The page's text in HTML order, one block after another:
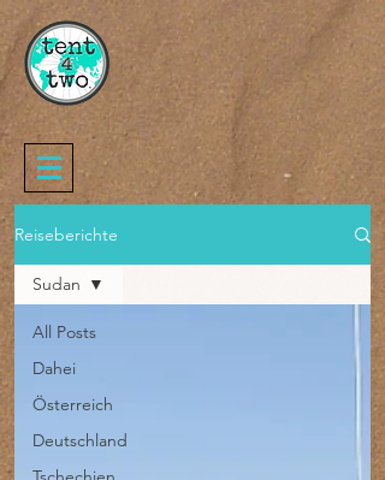
Reiseberichte
All Posts
Dahei
Österreich
Deutschland
Sudan